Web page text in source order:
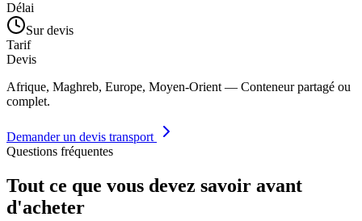
Délai
Sur devis
Tarif
Devis
Afrique, Maghreb, Europe, Moyen-Orient — Conteneur partagé ou
complet.
Demander un devis transport
Questions fréquentes
Tout ce que vous devez savoir avant
d'acheter